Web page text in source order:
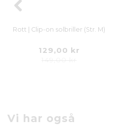
Rott | Clip-on solbriller (Str. M)
129,00 kr
Vi har også